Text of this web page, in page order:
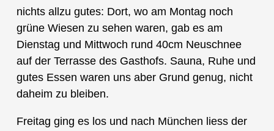
nichts allzu gutes: Dort, wo am Montag noch
grüne Wiesen zu sehen waren, gab es am
Dienstag und Mittwoch rund 40cm Neuschnee
auf der Terrasse des Gasthofs. Sauna, Ruhe und
gutes Essen waren uns aber Grund genug, nicht
daheim zu bleiben.
Freitag ging es los und nach München liess der